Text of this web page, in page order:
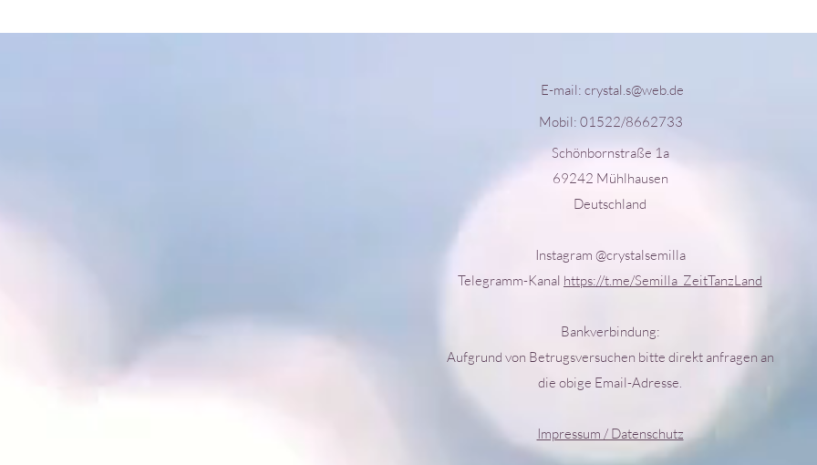
E-mail: crystal.s@web.de
Mobil: 01522/8662733
Schönbornstraße 1a
69242 Mühlhausen
Deutschland
Instagram @crystalsemilla
Telegramm-Kanal https://t.me/Semilla_ZeitTanzLand
Bankverbindung:
Aufgrund von Betrugsversuchen bitte direkt anfragen an
die obige Email-Adresse.
Impressum / Datenschutz